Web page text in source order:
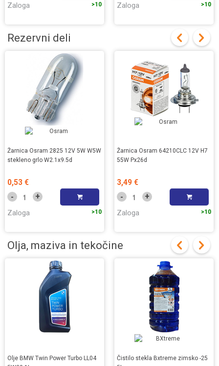
Zaloga >10 Zaloga >10
Rezervni deli
Žarnica Osram 2825 12V 5W W5W
stekleno grlo W2.1x9.5d
0,53 €
- +
Zaloga >10
Žarnica Osram 64210CLC 12V H7
55W Px26d
3,49 €
- +
Zaloga >10
Olja, maziva in tekočine
Olje BMW Twin Power Turbo LL04
Čistilo stekla Bxtreme zimsko -25